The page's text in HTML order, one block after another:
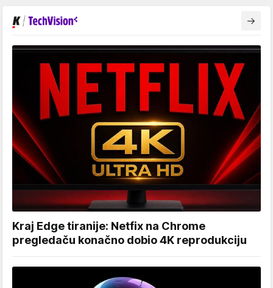
Kraj Edge tiranije: Netfix na Chrome
pregledaču konačno dobio 4K reprodukciju